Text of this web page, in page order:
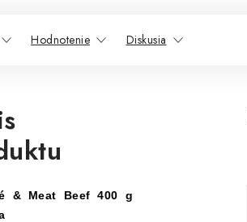
Hodnotenie Diskusia
& Meat Beef 400 g